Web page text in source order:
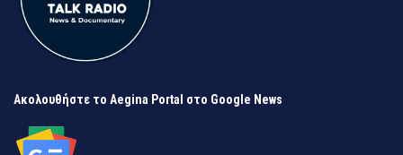
Ακολουθήστε το Aegina Portal στο Google News